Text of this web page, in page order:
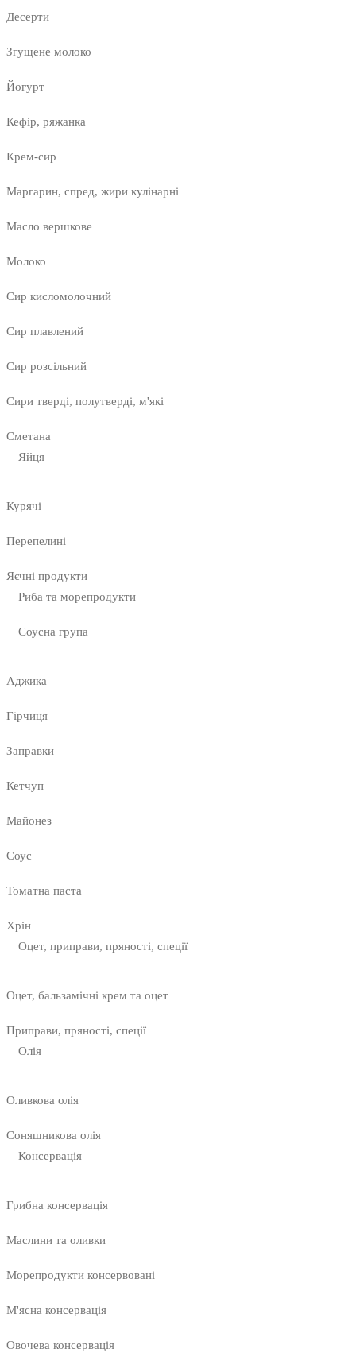
Десерти
Згущене молоко
Йогурт
Кефір, ряжанка
Крем-сир
Маргарин, спред, жири кулінарні
Масло вершкове
Молоко
Сир кисломолочний
Сир плавлений
Сир розсільний
Сири тверді, полутверді, м'які
Сметана
Яйця
Курячі
Перепелині
Яєчні продукти
Риба та морепродукти
Соусна група
Аджика
Гірчиця
Заправки
Кетчуп
Майонез
Соус
Томатна паста
Хрін
Оцет, приправи, пряності, спеції
Оцет, бальзамічні крем та оцет
Приправи, пряності, спеції
Олія
Оливкова олія
Соняшникова олія
Консервація
Грибна консервація
Маслини та оливки
Морепродукти консервовані
М'ясна консервація
Овочева консервація